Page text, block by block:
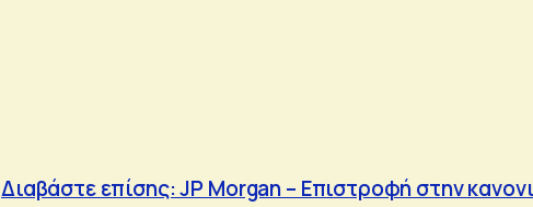
Διαβάστε επίσης: JP Morgan – Επιστροφή στην